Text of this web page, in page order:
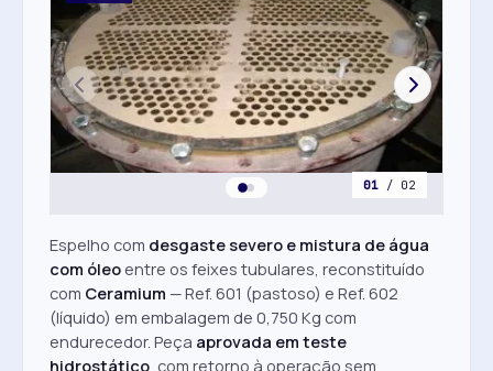
01/ 02
Espelho com desgaste severo e mistura de água
com óleo entre os feixes tubulares, reconstituído
com Ceramium — Ref. 601 (pastoso) e Ref. 602
(líquido) em embalagem de 0,750 Kg com
endurecedor. Peça aprovada em teste
hidrostático , com retorno à operação sem